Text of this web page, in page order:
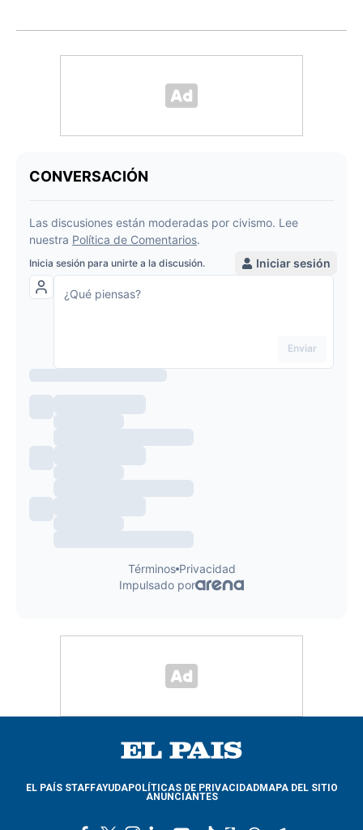
EL PAÍS STAFFAYUDAPOLÍTICAS DE PRIVACIDADMAPA DEL SITIO
ANUNCIANTES